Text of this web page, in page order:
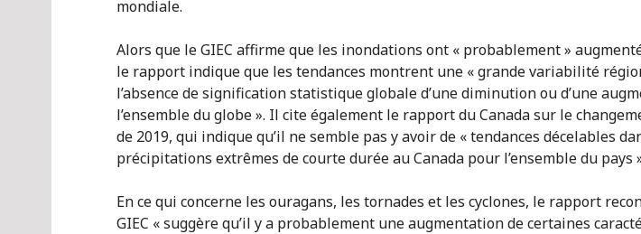
mondiale.
Alors que le GIEC affirme que les inondations ont « probablement »
le rapport indique que les tendances montrent une « grande variabilité
l’absence de signification statistique globale d’une diminution ou d’une
l’ensemble du globe ». Il cite également le rapport du Canada sur le
de 2019, qui indique qu’il ne semble pas y avoir de « tendances décelables
précipitations extrêmes de courte durée au Canada pour l’ensemble du pays
En ce qui concerne les ouragans, les tornades et les cyclones, le rapport
GIEC « suggère qu’il y a probablement une augmentation de certaines